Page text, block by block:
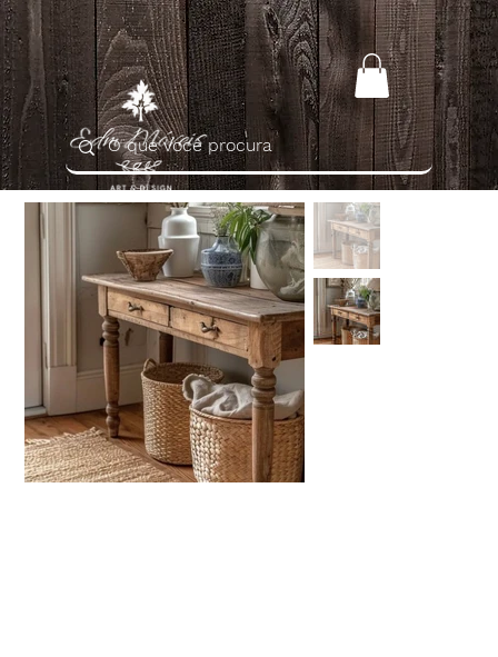
Home >Console Versalles em Mdeira Maciça